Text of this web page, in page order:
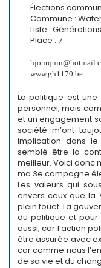
Élections
Commune :
Liste :
Place : 7
www.gh1170.be
La politique est
personnel, mais
et un engagement
société m’ont
implication dans le
semblé être la
meilleur. Voici donc
ma 3e campagne
Les valeurs qui
envers ceux que la
plein fouet. La
du politique et
aussi, car l’action
être assurée avec
car comme nous
de sa vie et du